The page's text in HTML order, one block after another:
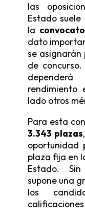
las
Estado
la
dato
se asignarán
de
rendimiento
lado otros
Para esta
3.343 plazas
oportunidad
plaza fija en
Estado.
supone una
los